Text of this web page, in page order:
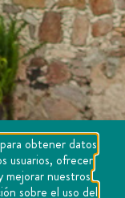
obtener datos
usuarios, ofrecer
mejorar nuestros
sobre el uso del